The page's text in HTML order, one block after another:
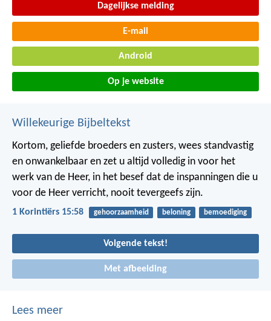
Dagelijkse melding
E-mail
Android
Op je website
Willekeurige Bijbeltekst
Kortom, geliefde broeders en zusters, wees standvastig
en onwankelbaar en zet u altijd volledig in voor het
werk van de Heer, in het besef dat de inspanningen die u
voor de Heer verricht, nooit tevergeefs zijn.
1 Korintiërs 15:58 gehoorzaamheid beloning bemoediging
Volgende tekst!
Met afbeelding
Lees meer